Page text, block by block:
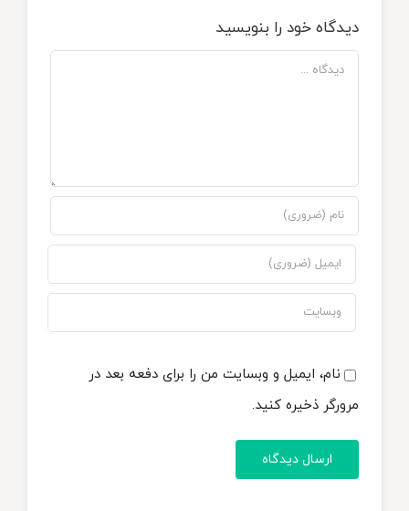
دیدگاه خود را بنویسید
دیدگاه
نام، ایمیل و وبسایت من را برای دفعه بعد در
مرورگر ذخیره کنید.